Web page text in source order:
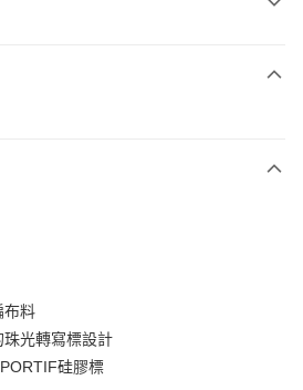
布料
光轉寫標設計
硅膠標